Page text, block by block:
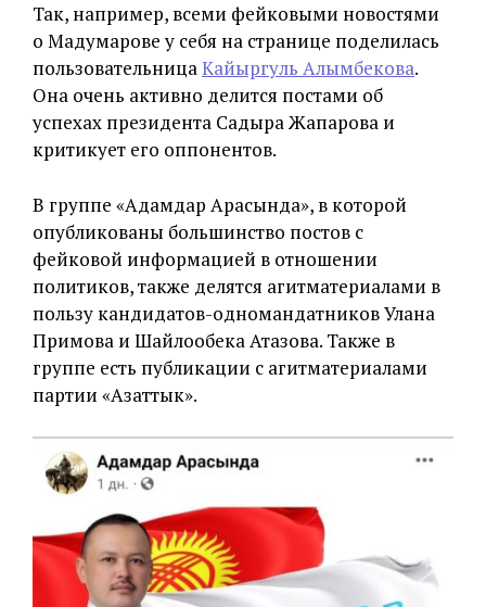
Так, например, всеми фейковыми новостями
о Мадумарове у себя на странице поделилась
пользовательницаКайыргуль Алымбекова.
Она очень активно делится постами об
успехах президента Садыра Жапарова и
критикует его оппонентов.
В группе «Адамдар Арасында», в которой
опубликованы большинство постов с
фейковой информацией в отношении
политиков, также делятся агитматериалами в
пользу кандидатов-одномандатников Улана
Примова и Шайлообека Атазова. Также в
группе есть публикации с агитматериалами
партии «Азаттык».